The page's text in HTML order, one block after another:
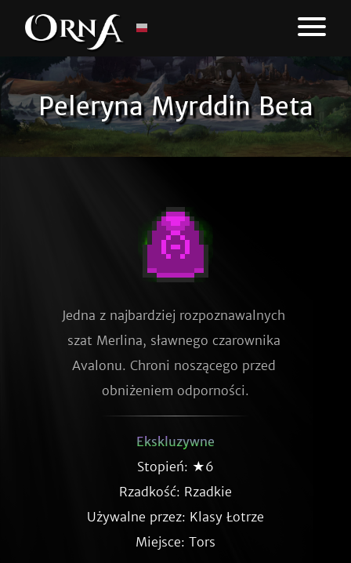
Peleryna Myrddin Beta
Jedna z najbardziej rozpoznawalnych
szat Merlina, sławnego czarownika
Avalonu. Chroni noszącego przed
obniżeniem odporności.
Ekskluzywne
Stopień: ★6
Rzadkość: Rzadkie
Używalne przez: Klasy Łotrze
Miejsce: Tors